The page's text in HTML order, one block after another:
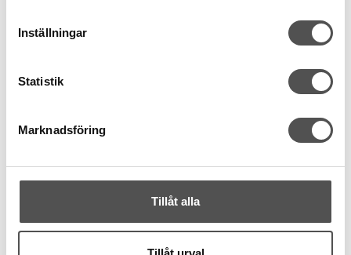
Inställningar
Statistik
Marknadsföring
Tillåt alla
KÖP